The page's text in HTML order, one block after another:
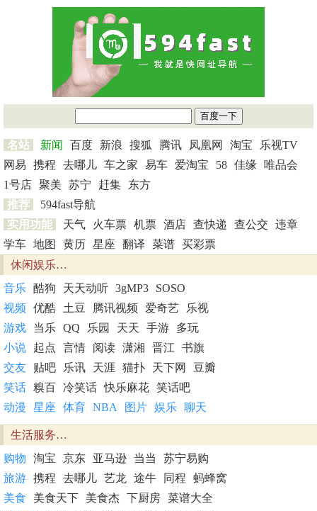
名站 新闻 百度 新浪 搜狐 腾讯 凤凰网 淘宝
乐视TV
网易
携程 去哪儿 车之家 易车 爱淘宝 58 佳缘
唯品会
1号店 聚美 苏宁 赶集
东方
推荐
594fast导航
实用功能
天气 火车票 机票 酒店 查快递 查公交
违章
学车 地图 黄历 星座 翻译 菜谱 买彩票
休闲娱乐…
音乐 酷狗 天天动听 3gMP3
SOSO
视频
优酷 土豆 腾讯视频 爱奇艺
乐视
游戏
当乐 QQ 乐园 天天 手游
多玩
小说
起点 言情 阅读 潇湘 晋江
书旗
交友
贴吧 乐讯 天涯 猫扑 天下网
豆瓣
笑话 糗百 冷笑话 快乐麻花 笑话吧
动漫
星座 体育 NBA 图片 娱乐 聊天
生活服务…
购物
淘宝 京东 亚马逊 当当
苏宁易购
旅游 携程 去哪儿 艺龙 途牛 同程
蚂蜂窝
美食
美食天下 美食杰 下厨房 菜谱大全